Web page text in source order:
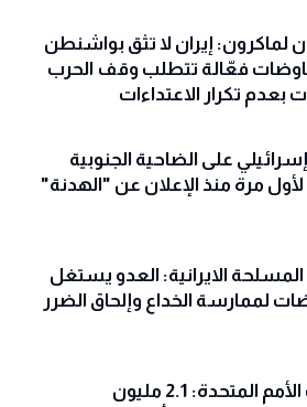
لماكرون: إيران لا تثق بواشنطن
فعّالة تتطلب وقف الحرب
بعدم تكرار الاعتداءات
على الضاحية الجنوبية
لأول مرة منذ الإعلان عن "الهدنة"
المسلحة الايرانية: العدو يستغل
لممارسة الخداع وإلحاق الضرر
متحدث الأمم المتحدة: 2.1 مليون